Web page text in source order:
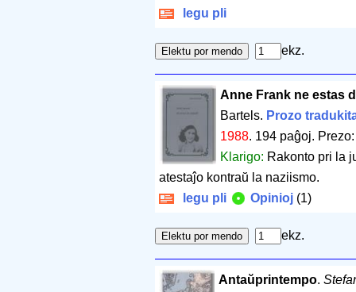
legu pli
ekz.
Anne Frank ne estas
Bartels. Prozo
1988. 194 paĝoj.
Klarigo: Rakonto pri la
atestaĵo kontraŭ la naziismo.
legu pli
Opinioj (1)
ekz.
Antaŭprintempo.